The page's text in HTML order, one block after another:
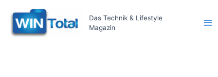
Inhalt
springen
Das Technik & Lifestyle
Magazin